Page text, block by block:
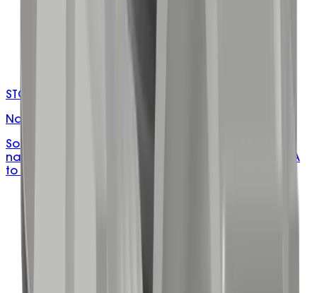
STC-MXX/XXA
Natural Strip Connectors
Solid brass, 12-pole/2-way strip connectors in
natural, rated to 380V and 90°C, available from 3A
to 60A.